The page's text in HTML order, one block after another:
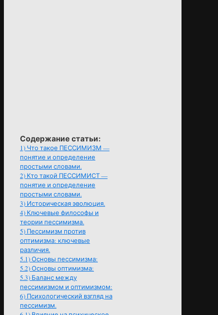
Содержание статьи:
1) Что такое ПЕССИМИЗМ —
понятие и определение
простыми словами.
2) Кто такой ПЕССИМИСТ —
понятие и определение
простыми словами.
3) Историческая эволюция.
4) Ключевые философы и
теории пессимизма.
5) Пессимизм против
оптимизма: ключевые
различия.
5.1)Основы пессимизма:
5.2)Основы оптимизма:
5.3) Баланс между
пессимизмом и оптимизмом:
6) Психологический взгляд на
пессимизм.